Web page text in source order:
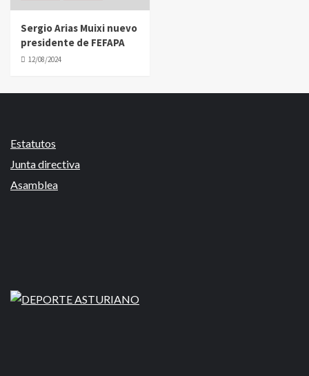
Sergio Arias Muixi nuevo
presidente de FEFAPA
12/08/2024
Estatutos
Junta directiva
Asamblea